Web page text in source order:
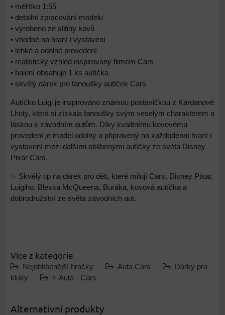
• měřítko 1:55
• detailní zpracování modelu
• vyrobeno ze slitiny kovů
• vhodné na hraní i vystavení
• lehké a odolné provedení
• realistický vzhled inspirovaný filmem Cars
• balení obsahuje 1 ks autíčka
• skvělý dárek pro fanoušky autíček Cars
Autíčko Luigi je inspirováno známou postavičkou z Kardanové
Lhoty, která si získala fanoušky svým veselým charakterem a
láskou k závodním autům. Díky kvalitnímu kovovému
provedení je model odolný a připravený na každodenní hraní i
vystavení mezi dalšími oblíbenými autíčky ze světa Disney
Pixar Cars.
✨ Skvělý tip na dárek pro děti, které milují Cars, Disney Pixar,
Luigiho, Bleska McQueena, Buráka, kovová autíčka a
dobrodružství ze světa závodních aut.
Více z kategorie
Nejoblíbenější hračky Auta Cars
Dárky pro
kluky
> Auta - Cars
Alternativní produkty